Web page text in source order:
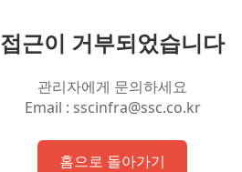
접근이 거부되었습니다
관리자에게 문의하세요
Email : sscinfra@ssc.co.kr
홈으로 돌아가기